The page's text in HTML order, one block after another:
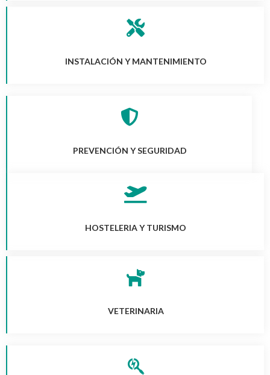
INSTALACIÓN Y MANTENIMIENTO
PREVENCIÓN Y SEGURIDAD
HOSTELERIA Y TURISMO
VETERINARIA